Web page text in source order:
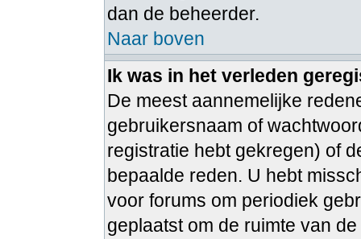
dan de beheerder.
Naar boven
Ik was in het verleden
De meest aannemelijke
gebruikersnaam of
registratie hebt gekregen) of
bepaalde reden. U hebt
voor forums om periodiek
geplaatst om de ruimte van